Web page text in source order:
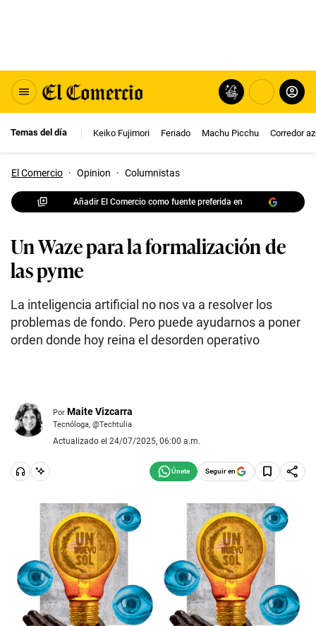
Temas del día Keiko Fujimori Feriado Machu Picchu Corredor
El Comercio · Opinion · Columnistas
Añadir El Comercio como fuente preferida en
Un Waze para la formalización de
las pyme
La inteligencia artificial no nos va a resolver los
problemas de fondo. Pero puede ayudarnos a poner
orden donde hoy reina el desorden operativo
Por Maite Vizcarra
Tecnóloga, @Techtulia
Actualizado el 24/07/2025, 06:00 a.m.
Seguir en